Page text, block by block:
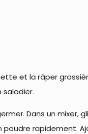
et la râper
saladier.
Dans un mixer,
rapidement.